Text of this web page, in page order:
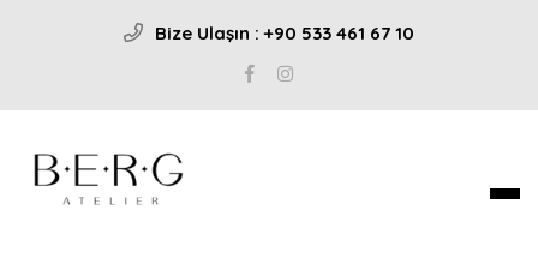
Bize Ulaşın : +90 533 461 67 10